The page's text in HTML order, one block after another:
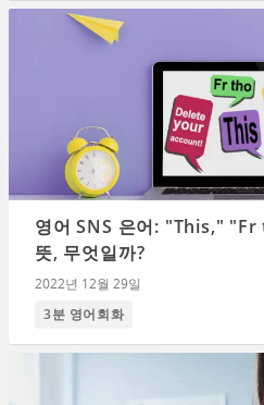
영어 SNS 은어: "This,"
뜻, 무엇일까?
2022년 12월 29일
3분 영어회화